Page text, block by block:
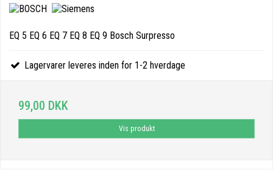
EQ 5 EQ 6 EQ 7 EQ 8 EQ 9 Bosch Surpresso
Lagervarer leveres inden for 1-2 hverdage
99,00 DKK
Vis produkt